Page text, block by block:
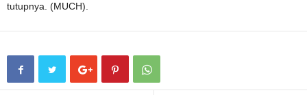
tutupnya. (MUCH).